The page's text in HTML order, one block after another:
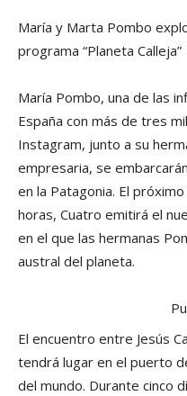
María y Marta Pombo
programa “Planeta Calleja”
María Pombo, una de las
España con más de tres
Instagram, junto a su
empresaria, se
en la Patagonia. El
horas, Cuatro emitirá el
en el que las hermanas
austral del planeta.
El encuentro entre Jesús
tendrá lugar en el puerto
del mundo. Durante cinco